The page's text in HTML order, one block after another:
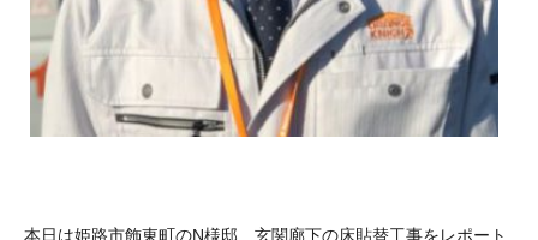
本日は姫路市飾東町のN様邸 玄関廊下の床貼替工事をレポート